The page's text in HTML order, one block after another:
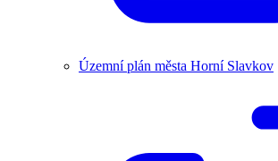
Územní plán města Horní Slavkov